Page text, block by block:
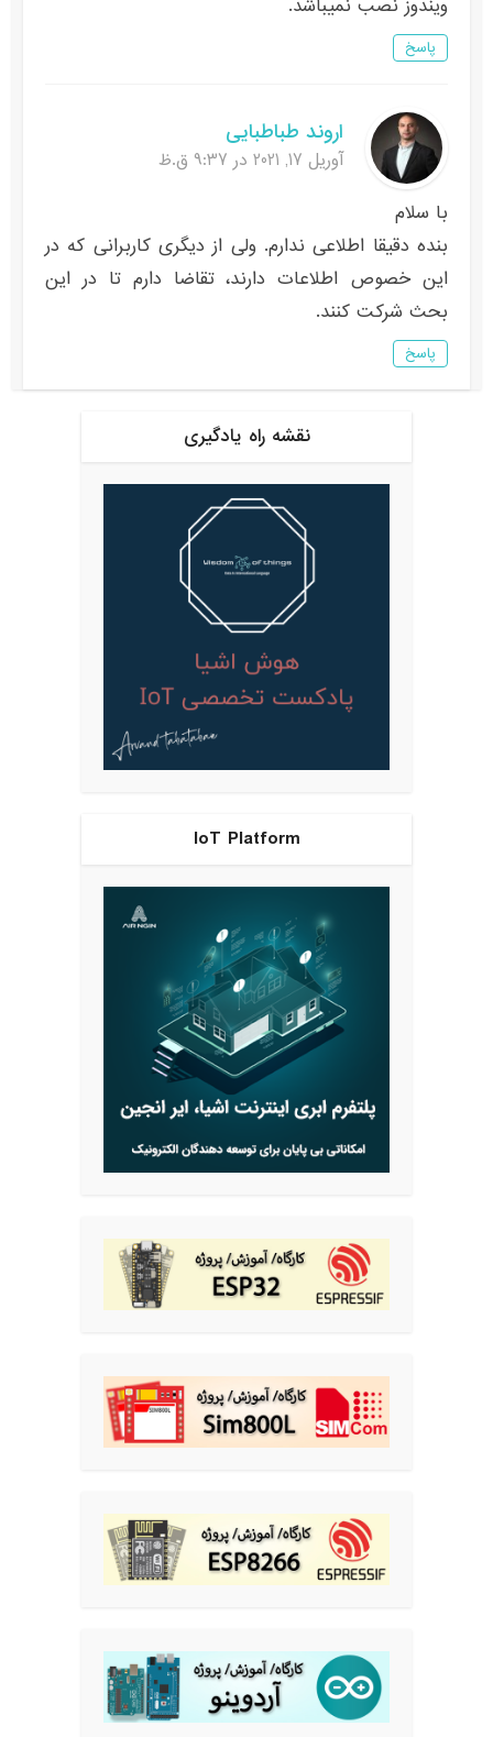
ویندوز نصب نمیباشد.
پاسخ
اروند طباطبایی
آوریل 17, 2021 در 9:37 ق.ظ
با سلام
بنده دقیقا اطلاعی ندارم. ولی از دیگری کاربرانی که در
این خصوص اطلاعات دارند، تقاضا دارم تا در این
بحث شرکت کنند.
پاسخ
نقشه راه یادگیری
IoT Platform